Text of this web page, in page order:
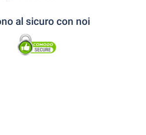
al sicuro con noi